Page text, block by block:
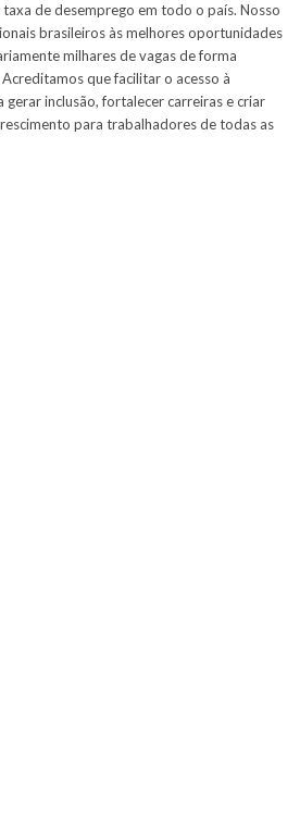
de desemprego em todo o país. Nosso
brasileiros às melhores oportunidades
milhares de vagas de forma
que facilitar o acesso à
gerar inclusão, fortalecer carreiras e criar
para trabalhadores de todas as